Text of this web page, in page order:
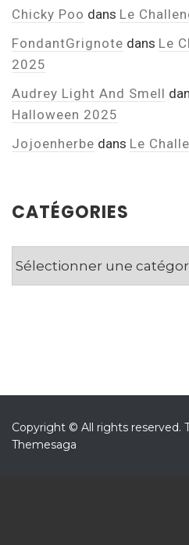
Chicky Poo dans Le
FondantGrignote dans Le
2025
Audrey Light And Smell
Halloween 2025
Jojoenherbe dans Le
CATÉGORIES
Catégories
Copyright © All rights reserved.
Themesaga